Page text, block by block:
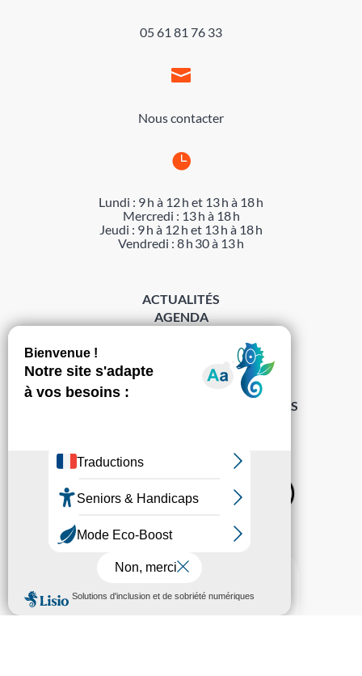
05 61 81 76 33

Nous contacter

Lundi : 9 h à 12 h et 13 h à 18 h
Mercredi : 13 h à 18 h
Jeudi : 9 h à 12 h et 13 h à 18 h
Vendredi : 8 h 30 à 13 h
Sur les réseaux
ACTUALITÉS
AGENDA
MENTIONS LÉGALES
PROTECTION DES DONNÉES
POLITIQUE DE GESTION DES COOKIES